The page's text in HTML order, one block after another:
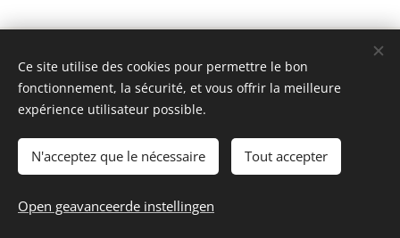
Toevoegen aan de winkelwagen
mini model rails
Talen
Français
Nederlands
Ce site utilise des cookies pour permettre le bon
fonctionnement, la sécurité, et vous offrir la meilleure
expérience utilisateur possible.
N'acceptez que le nécessaire Tout accepter
Open geavanceerde instellingen